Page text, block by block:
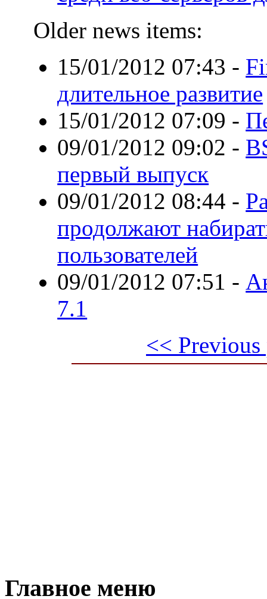
Older news items:
15/01/2012 07:43 -
длительное развитие
15/01/2012 07:09 -
09/01/2012 09:02 -
первый выпуск
09/01/2012 08:44 -
продолжают
пользователей
09/01/2012 07:51 -
7.1
<< Previous
Главное меню